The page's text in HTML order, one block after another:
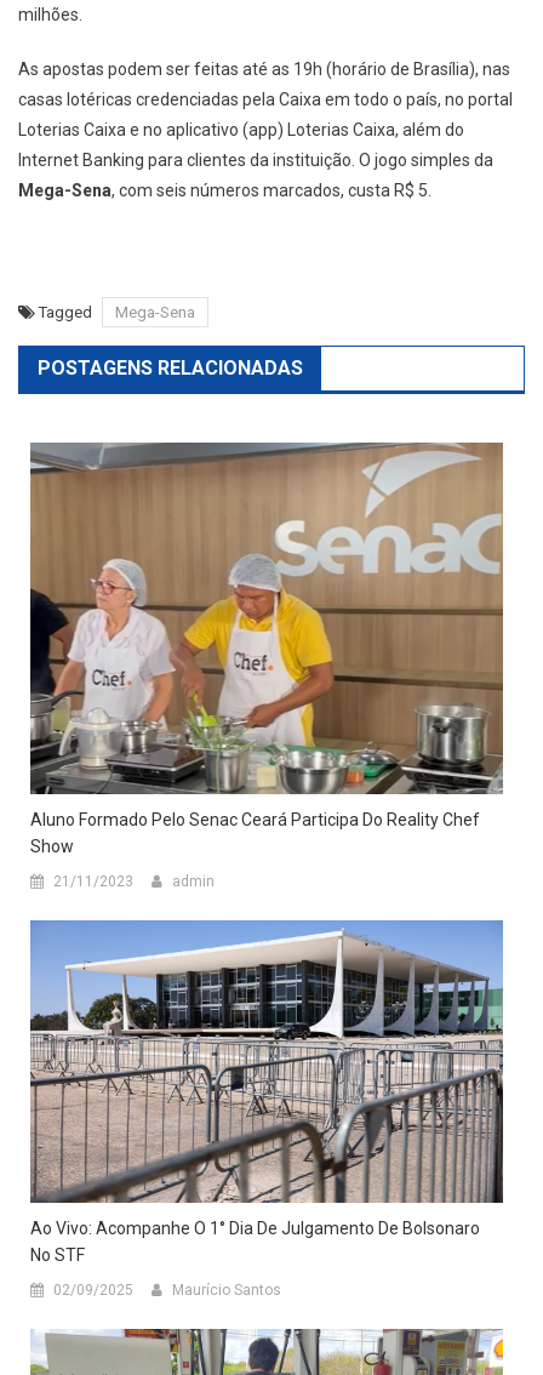
milhões.
As apostas podem ser feitas até as 19h (horário de Brasília), nas
casas lotéricas credenciadas pela Caixa em todo o país, no portal
Loterias Caixa e no aplicativo (app) Loterias Caixa, além do
Internet Banking para clientes da instituição. O jogo simples da
Mega-Sena, com seis números marcados, custa R$ 5.
Tagged Mega-Sena
POSTAGENS RELACIONADAS
Aluno Formado Pelo Senac Ceará Participa Do Reality Chef
Show
21/11/2023 admin
Ao Vivo: Acompanhe O 1° Dia De Julgamento De Bolsonaro
No STF
02/09/2025 Maurício Santos